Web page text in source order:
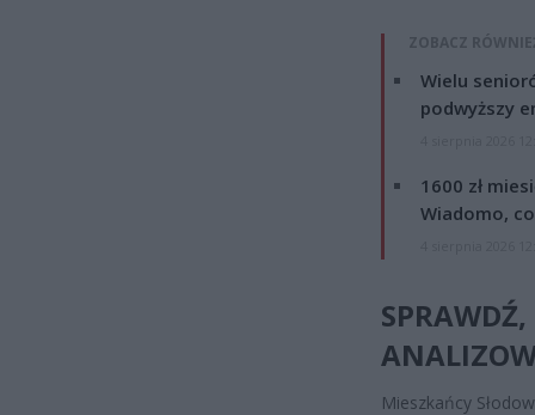
ZOBACZ
Wielu
podwyższy
1600 zł
Wiadomo,
Mieszkańcy